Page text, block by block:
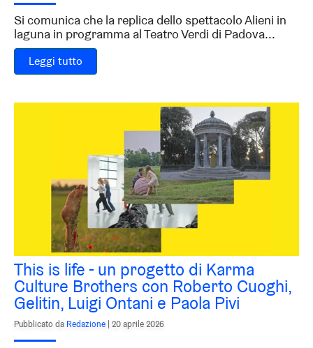
Si comunica che la replica dello spettacolo Alieni in
laguna in programma al Teatro Verdi di Padova...
Leggi tutto
This is life - un progetto di Karma
Culture Brothers con Roberto Cuoghi,
Gelitin, Luigi Ontani e Paola Pivi
Pubblicato da Redazione 20 aprile 2026